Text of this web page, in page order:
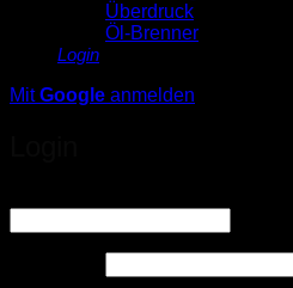
Überdruck
Öl-Brenner
Login
MitGoogle anmelden